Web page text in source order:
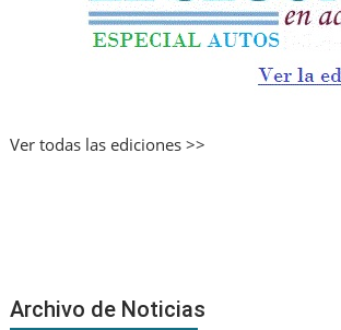
Ver todas las ediciones >>
Archivo de Noticias